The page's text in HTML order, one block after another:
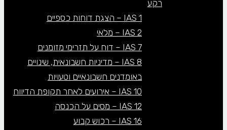
רקע
IAS 1 – הצגת דוחות כספיים
IAS 2 – מלאי
IAS 7 – דוח על תזרימי מזומנים
IAS 8 – מדיניות חשבונאית, שינויים
באומדנים חשבונאיים וטעויות
IAS 10 – אירועים לאחר תקופת הדיווח
IAS 12 – מסים על הכנסה
IAS 16 – רכוש קבוע